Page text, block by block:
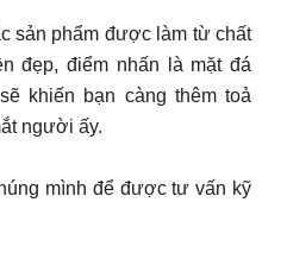
sản phẩm được làm từ chất
đẹp, điểm nhấn là mặt đá
khiến bạn càng thêm toả
người ấy.
mình để được tư vấn kỹ